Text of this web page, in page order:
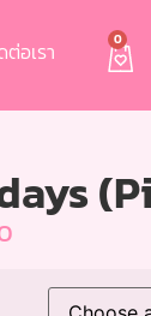
ต่อเรา 0